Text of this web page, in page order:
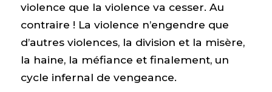
violence que la violence va cesser. Au
contraire ! La violence n’engendre que
d’autres violences, la division et la misère,
la haine, la méfiance et finalement, un
cycle infernal de vengeance.